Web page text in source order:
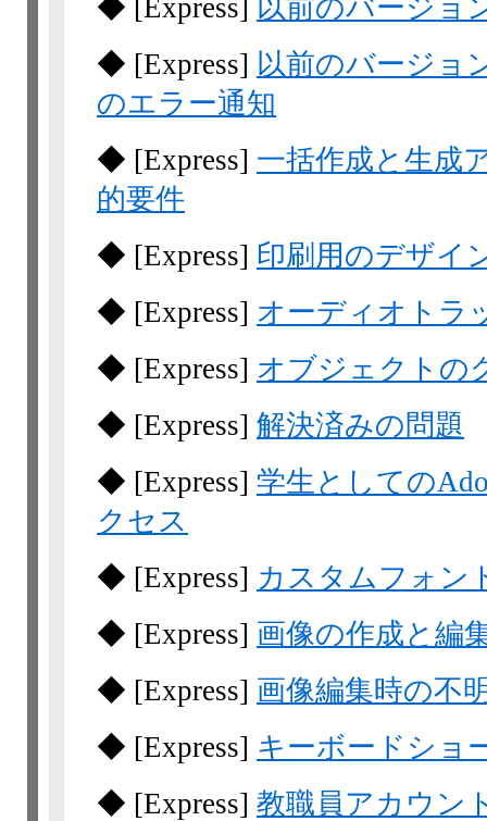
◆ [Express] 以前のバージョ
◆ [Express] 以前のバージョ
のエラー通知
◆ [Express] 一括作成と生成
的要件
◆ [Express] 印刷用のデザイ
◆ [Express] オーディオトラ
◆ [Express] オブジェクトの
◆ [Express] 解決済みの問題
◆ [Express] 学生としての
クセス
◆ [Express] カスタムフォン
◆ [Express] 画像の作成と編
◆ [Express] 画像編集時の不
◆ [Express] キーボードショ
◆ [Express] 教職員アカウン